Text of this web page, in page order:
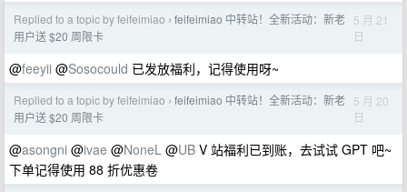
Replied to a topic by feifeimiao › feifeimiao 中转站！全新活动：新老
用户送 $20 周限卡
5 月 21
日
@feeyii @Sosocould 已发放福利，记得使用呀~
Replied to a topic by feifeimiao › feifeimiao 中转站！全新活动：新老
用户送 $20 周限卡
5 月 20
日
@asongni @ivae @NoneL @UB V 站福利已到账，去试试 GPT 吧~
下单记得使用 88 折优惠卷